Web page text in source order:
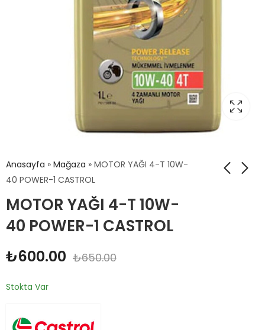
Anasayfa » Mağaza » MOTOR YAĞI 4-T 10W-
40 POWER-1 CASTROL
MOTOR YAĞI 4-T 10W-
40 POWER-1 CASTROL
₺600.00 ₺650.00
Stokta Var